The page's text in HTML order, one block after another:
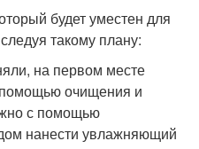
будет уместен для
такому плану:
на первом месте
помощью очищения и
с помощью
нанести увлажняющий